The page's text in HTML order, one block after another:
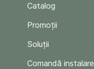
Catalog
Promoții
Soluții
Comandă instalare